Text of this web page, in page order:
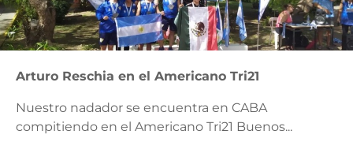
Arturo Reschia en el Americano Tri21
Nuestro nadador se encuentra en CABA
compitiendo en el Americano Tri21 Buenos...